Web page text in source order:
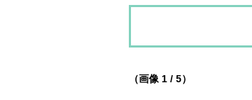
（画像 1 / 5）